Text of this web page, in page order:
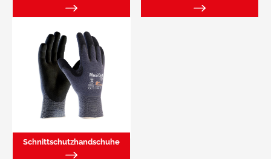
Schnittschutzhandschuhe